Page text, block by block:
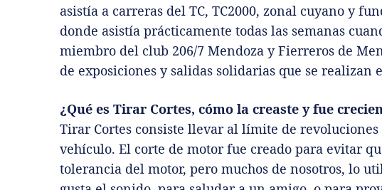
asistía a carreras del TC, TC2000, zonal cuyano y
donde asistía prácticamente todas las semanas
miembro del club 206/7 Mendoza y Fierreros de
de exposiciones y salidas solidarias que se realizan
¿Qué es Tirar Cortes, cómo la creaste y fue
Tirar Cortes consiste llevar al límite de
vehículo. El corte de motor fue creado para evitar
tolerancia del motor, pero muchos de nosotros, lo